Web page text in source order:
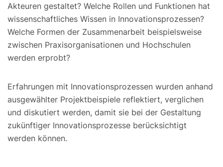
Akteuren gestaltet? Welche Rollen und Funktionen hat
wissenschaftliches Wissen in Innovationsprozessen?
Welche Formen der Zusammenarbeit beispielsweise
zwischen Praxisorganisationen und Hochschulen
werden erprobt?
Erfahrungen mit Innovationsprozessen wurden anhand
ausgewählter Projektbeispiele reflektiert, verglichen
und diskutiert werden, damit sie bei der Gestaltung
zukünftiger Innovationsprozesse berücksichtigt
werden können.